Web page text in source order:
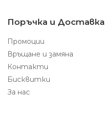
Поръчка и Доставка
Промоции
Връщане и замяна
Контакти
Бисквитки
За нас